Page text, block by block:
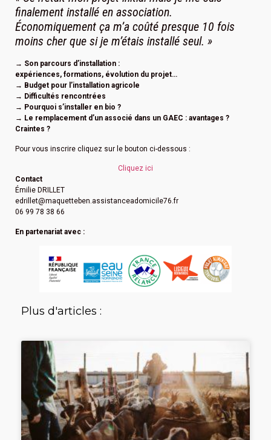
finalement installé en association.
Économiquement ça m’a coûté presque 10 fois
moins cher que si je m’étais installé seul. »
→ Son parcours d’installation :
expériences, formations, évolution du projet…
→ Budget pour l’installation agricole
→ Difficultés rencontrées
→ Pourquoi s’installer en bio ?
→ Le remplacement d’un associé dans un GAEC : avantages ?
Craintes ?
Pour vous inscrire cliquez sur le bouton ci-dessous :
Cliquez ici
Contact
Émilie DRILLET
edrillet@maquetteben.assistanceadomicile76.fr
06 99 78 38 66
En partenariat avec :
Plus d'articles :